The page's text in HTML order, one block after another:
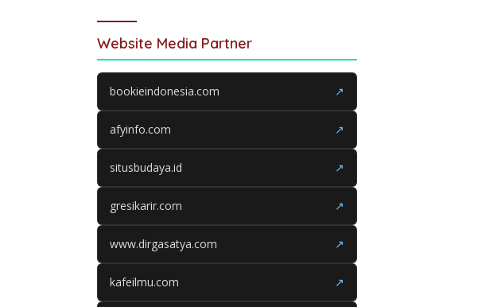
Website Media Partner
bookieindonesia.com ↗
afyinfo.com ↗
situsbudaya.id ↗
gresikarir.com ↗
www.dirgasatya.com ↗
kafeilmu.com ↗